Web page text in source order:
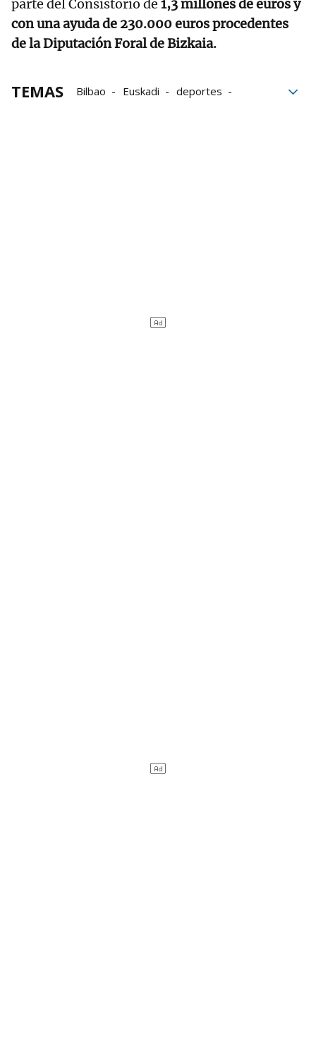
parte del Consistorio de 1,3 millones de euros y
con una ayuda de 230.000 euros procedentes
de la Diputación Foral de Bizkaia.
TEMAS Bilbao Euskadi
deportes